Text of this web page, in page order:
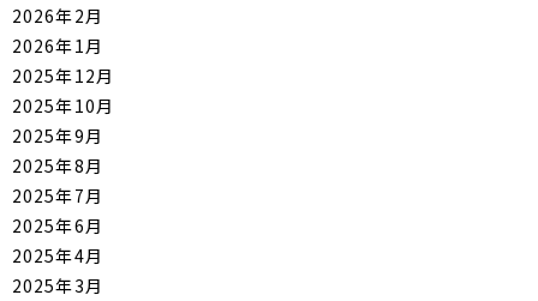
2026年2月
2026年1月
2025年12月
2025年10月
2025年9月
2025年8月
2025年7月
2025年6月
2025年4月
2025年3月